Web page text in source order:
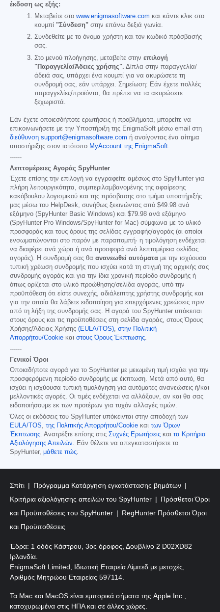
έκδοση ως εξής:
Μεταβείτε στο www.enigmasoftware.com και κάντε κλικ στο
κουμπί "Σύνδεση" στην επάνω δεξιά γωνία.
Συνδεθείτε με το όνομα χρήστη και τον κωδικό πρόσβασής
σας.
Στο μενού πλοήγησης, μεταβείτε στην επιλογή
"Παραγγελία/Άδειες χρήσης". Δίπλα στην παραγγελία/
άδειά σας, υπάρχει ένα κουμπί για να ακυρώσετε τη
συνδρομή σας, εάν υπάρχει. Σημείωση: Εάν έχετε πολλές
παραγγελίες/προϊόντα, θα πρέπει να τα ακυρώσετε
ξεχωριστά.
Εάν έχετε οποιεσδήποτε ερωτήσεις ή προβλήματα, μπορείτε να
επικοινωνήσετε με την Υποστήριξη της EnigmaSoft μέσω email στη
διεύθυνση support@enigmasoftware.com ή ανοίγοντας ένα αίτημα
υποστήριξης στον ιστότοπο MyAccount της EnigmaSoft
------
Λεπτομέρειες Αγοράς SpyHunter
Έχετε επίσης την επιλογή να εγγραφείτε αμέσως στο SpyHunter για
πλήρη λειτουργικότητα, συμπεριλαμβανομένης της αφαίρεσης
κακόβουλου λογισμικού και της πρόσβασης στο τμήμα υποστήριξής
μας μέσω του HelpDesk, συνήθως ξεκινώντας από $49.98 ανά
εξάμηνο (SpyHunter Basic Windows) και $79.98 ανά εξάμηνο
(SpyHunter Pro Windows/SpyHunter for Mac) σύμφωνα με το υλικό
προσφοράς και τους όρους της σελίδας εγγραφής/αγοράς (οι οποίοι
ενσωματώνονται στο παρόν με παραπομπή· η τιμολόγηση ενδέχεται
να διαφέρει ανά χώρα ή ανά προσφορά ανά λεπτομέρεια σελίδας
αγοράς). Η συνδρομή σας θα ανανεωθεί αυτόματα με την ισχύουσα
τυπική χρέωση συνδρομής που ισχύει κατά τη στιγμή της αρχικής σας
συνδρομής αγοράς και για την ίδια χρονική περίοδο συνδρομής ή
όπως ορίζεται στο υλικό προώθησης/σελίδα αγοράς, υπό την
προϋπόθεση ότι είστε συνεχής, αδιάλειπτης χρήστης συνδρομής και
για την οποία θα λάβετε ειδοποίηση για επερχόμενες χρεώσεις πριν
από τη λήξη της συνδρομής σας. Η αγορά του SpyHunter υπόκειται
στους όρους και τις προϋποθέσεις στη σελίδα αγοράς, στους Όρους
Χρήσης/Άδειας Χρήσης (EULA/TOS) στην Πολιτική
Απορρήτου/Cookie και στους Όρους Έκπτωσης
------
Γενικοί Όροι
Οποιαδήποτε αγορά για το SpyHunter με μειωμένη τιμή ισχύει για την
προσφερόμενη περίοδο συνδρομής με έκπτωση. Μετά από αυτό, θα
ισχύει η ισχύουσα τυπική τιμολόγηση για αυτόματες ανανεώσεις ή/και
μελλοντικές αγορές. Οι τιμές ενδέχεται να αλλάξουν, αν και θα σας
ειδοποιήσουμε εκ των προτέρων για τυχόν αλλαγές τιμών.
Όλες οι εκδόσεις του SpyHunter υπόκεινται στην αποδοχή των
EULA/TOS
της Πολιτικής Απορρήτου/Cookie και των Όρων
Έκπτωσης . Ανατρέξτε επίσης στις Συχνές Ερωτήσεις και τα Κριτήρια
Αξιολόγησης Απειλών . Εάν θέλετε να απεγκαταστήσετε το
SpyHunter, μάθετε πώς
Σπίτι
Πρόγραμμα Κατάργηση εγκατάστασης βημάτων
Κριτήρια αξιολόγησης απειλών του SpyHunter
Πρόσθετοι Όροι
και Προϋποθέσεις του SpyHunter
RegHunter Πρόσθετοι Όροι
και Προϋποθέσεις
Έδρα: 1 οδός Κάστρου, 3ος όροφος, Δουβλίνο 2 D02XD82
Ιρλανδία.
EnigmaSoft Limited, Ιδιωτική Εταιρεία Λίμιτεδ με μετοχές,
Αριθμός Μητρώου Εταιρείας 597114.
Τα Mac και MacOS είναι εμπορικά σήματα της Apple Inc.,
κατοχυρωμένα στις ΗΠΑ και σε άλλες χώρες.